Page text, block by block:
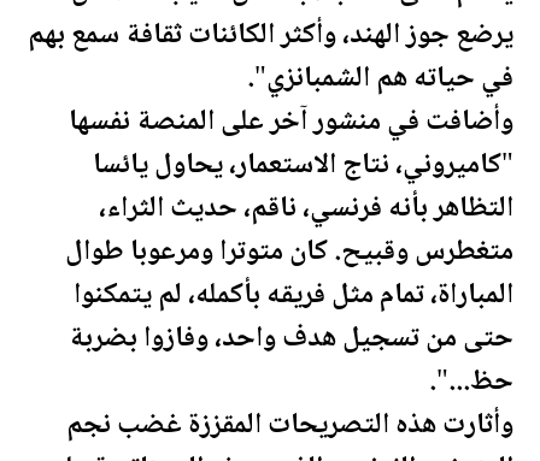
يرضع جوز الهند، وأكثر الكائنات ثقافة سمع بهم
في حياته هم الشمبانزي".
وأضافت في منشور آخر على المنصة نفسها
"كاميروني، نتاج الاستعمار، يحاول يائسا
التظاهر بأنه فرنسي، ناقم، حديث الثراء،
متغطرس وقبيح. كان متوترا ومرعوبا طوال
المباراة، تمام مثل فريقه بأكمله، لم يتمكنوا
حتى من تسجيل هدف واحد، وفازوا بضربة
حظ...".
وأثارت هذه التصريحات المقززة غضب نجم